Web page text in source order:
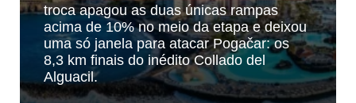
troca apagou as duas únicas rampas
acima de 10% no meio da etapa e deixou
uma só janela para atacar Pogačar: os
8,3 km finais do inédito Collado del
Alguacil.